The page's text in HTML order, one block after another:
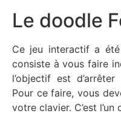
Le doodle
Ce jeu interactif a
consiste à vous faire
l’objectif est
Pour ce faire, vous
votre clavier. C’est l’un